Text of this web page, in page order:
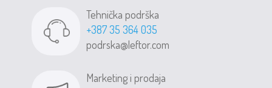
Tehnička podrška
+387 35 364 035
podrska@leftor.com
Marketing i prodaja